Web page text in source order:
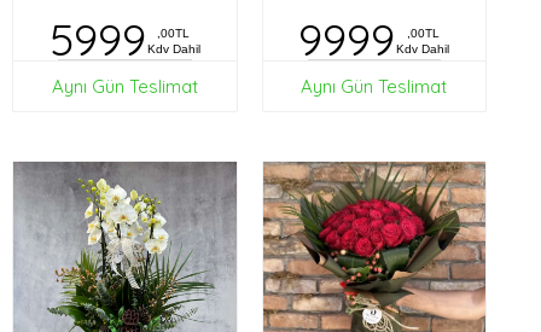
5999
,00TL
Kdv Dahil
Aynı Gün Teslimat
9999
,00TL
Kdv Dahil
Aynı Gün Teslimat